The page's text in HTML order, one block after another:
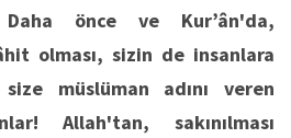
önce ve Kur’ân'da,
olması, sizin de insanlara
müslüman adını veren
Allah'tan, sakınılması